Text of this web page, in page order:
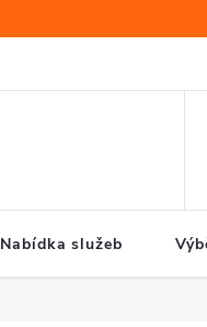
Nabídka služeb